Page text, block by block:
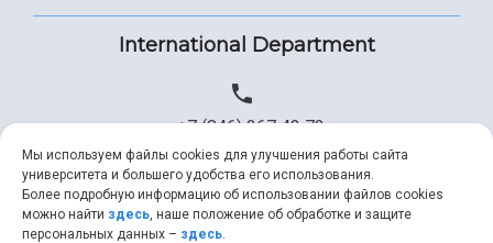
International Department
+7 (846) 267 43 73
+7 (846) 334 57 22
Мы используем файлы cookies для улучшения работы сайта
университета и большего удобства его использования.
Более подробную информацию об использовании файлов cookies
можно найти здесь, наше положение об обработке и защите
персональных данных – здесь.